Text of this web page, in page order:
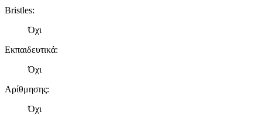
Bristles:
Όχι
Εκπαιδευτικά:
Όχι
Αρίθμησης:
Όχι